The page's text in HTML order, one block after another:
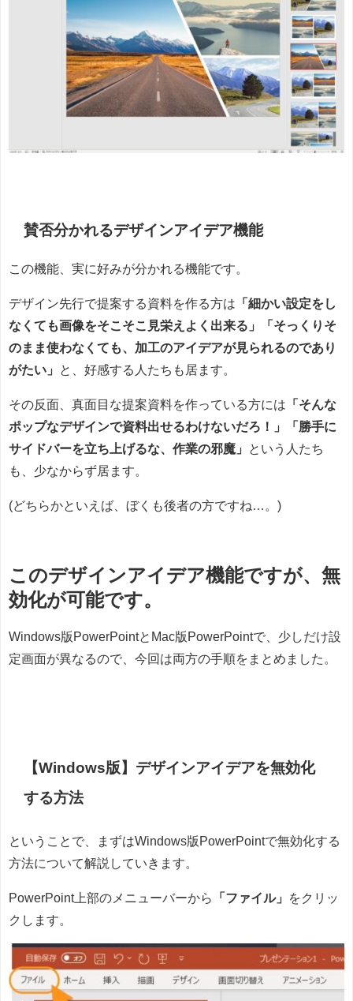
賛否分かれるデザインアイデア機能
この機能、実に好みが分かれる機能です。
デザイン先行で提案する資料を作る方は 「細かい設定をし
なくても画像をそこそこ見栄えよく出来る」「そっくりそ
のまま使わなくても、加工のアイデアが見られるのであり
がたい」
と、好感する人たちも居ます。
その反面、真面目な提案資料を作っている方には 「そんな
ポップなデザインで資料出せるわけないだろ！」「勝手に
サイドバーを立ち上げるな、作業の邪魔」
という人たち
も、少なからず居ます。
(どちらかといえば、ぼくも後者の方ですね…。)
このデザインアイデア機能ですが、無
効化が可能です。
Windows版PowerPointとMac版PowerPointで、少しだけ設
定画面が異なるので、今回は両方の手順をまとめました。
【Windows版】デザインアイデアを無効化
する方法
ということで、まずはWindows版PowerPointで無効化する
方法について解説していきます。
PowerPoint上部のメニューバーから 「ファイル」
をクリッ
クします。